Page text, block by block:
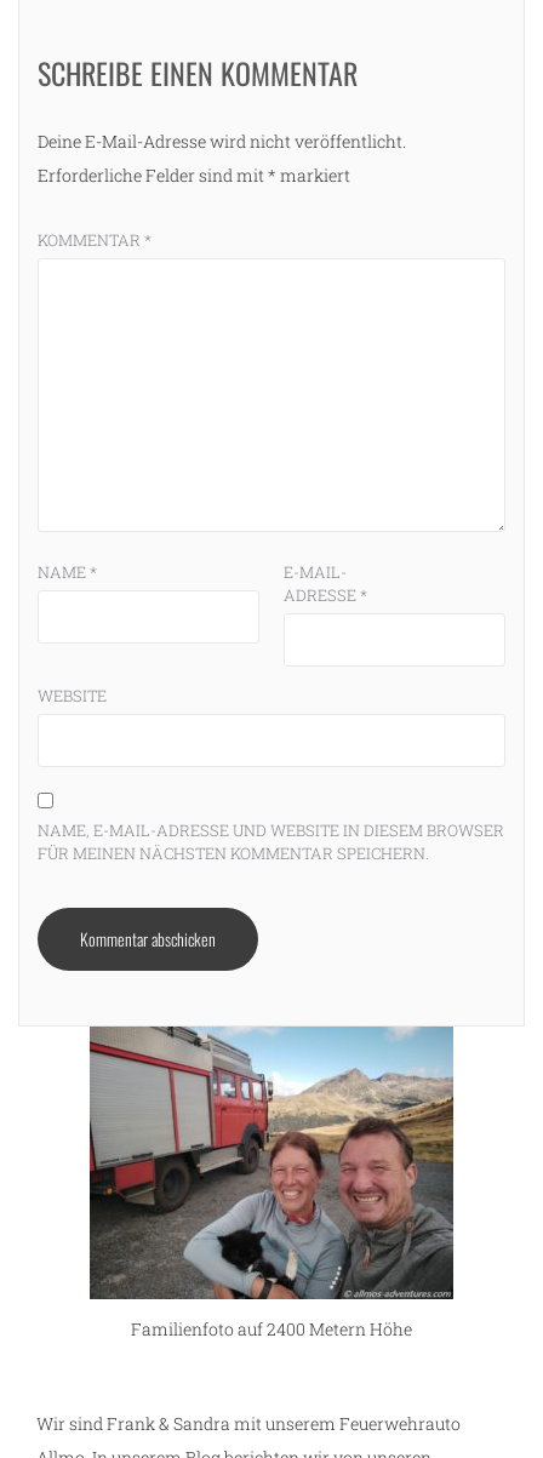
SCHREIBE EINEN KOMMENTAR
Deine E-Mail-Adresse wird nicht veröffentlicht.
Erforderliche Felder sind mit * markiert
KOMMENTAR *
NAME*
E-MAIL-
ADRESSE*
WEBSITE
NAME, E-MAIL-ADRESSE UND WEBSITE IN DIESEM BROWSER
FÜR MEINEN NÄCHSTEN KOMMENTAR SPEICHERN.
Familienfoto auf 2400 Metern Höhe
Wir sind Frank & Sandra mit unserem Feuerwehrauto